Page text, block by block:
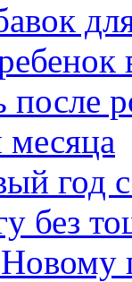
после
год
без